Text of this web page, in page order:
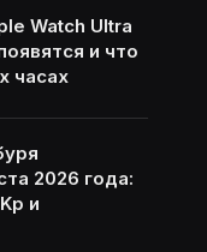
Watch Ultra
и что
часах
2026 года:
и